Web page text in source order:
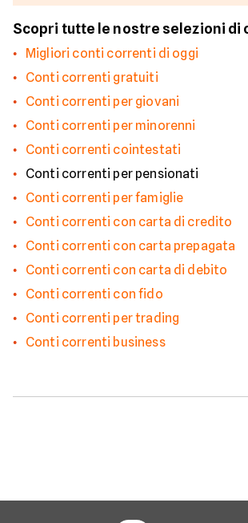
Scopri tutte le nostre selezioni di
Migliori conti correnti di oggi
Conti correnti gratuiti
Conti correnti per giovani
Conti correnti per minorenni
Conti correnti cointestati
Conti correnti per pensionati
Conti correnti per famiglie
Conti correnti con carta di credito
Conti correnti con carta prepagata
Conti correnti con carta di debito
Conti correnti con fido
Conti correnti per trading
Conti correnti business